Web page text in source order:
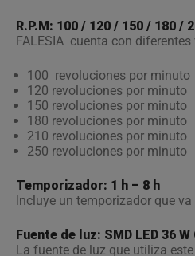
R.P.M: 100 / 120 / 150 / 180 /
FALESIA cuenta con diferentes
100 revoluciones por minuto
120 revoluciones por minuto
150 revoluciones por minuto
180 revoluciones por minuto
210 revoluciones por minuto
250 revoluciones por minuto
Temporizador: 1 h – 8 h
Incluye un temporizador que
Fuente de luz: SMD LED 36
La fuente de luz que utiliza